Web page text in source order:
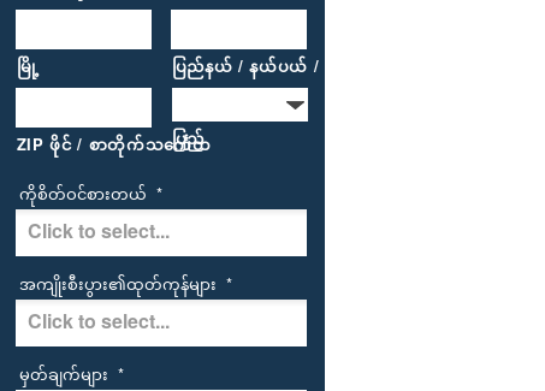
မြို့ ပြည်နယ် / နယ်ပယ် / ဒေသ
ZIP ဖိုင် / စာတိုက်သင်္ကေတ
ပြည်
ကိုစိတ်ဝင်စားတယ် *
အကျိုးစီးပွား၏ထုတ်ကုန်များ *
မှတ်ချက်များ *